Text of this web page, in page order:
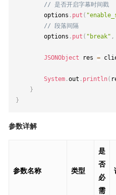
// 是否开启字幕时间戳
        options
. put (
// 段落间隔
        options
. put ( "break" ,
JSONObject res =
System.out . println(
}
}
参数详解
参数名称 类型
是
否
必
需